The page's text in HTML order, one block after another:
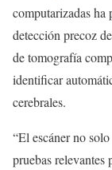
computarizadas ha
detección precoz
de tomografía
identificar
cerebrales.
“El escáner no
pruebas relevantes